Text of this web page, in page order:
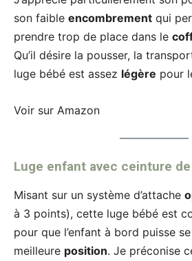
son faible encombrement qui
prendre trop de place dans le
Qu’il désire la pousser, la
luge bébé est assez légère pour
Voir sur Amazon
Luge enfant avec ceinture
Misant sur un système d’attache
à 3 points), cette luge bébé est
pour que l’enfant à bord puisse
meilleure position. Je préconise